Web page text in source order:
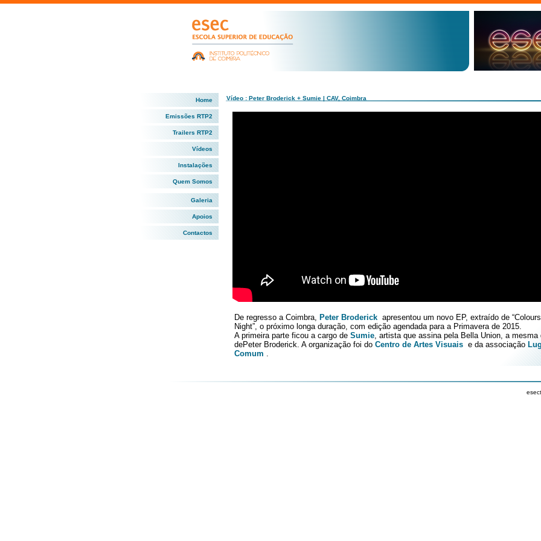
Home
Emissões RTP2
Trailers RTP2
Vídeos
Instalações
Quem Somos
Galeria
Apoios
Contactos
Vídeo : Peter Broderick + Sumie | CAV, Coimbra
De regresso a Coimbra, Peter Broderickapresentou um novo EP, extraído de
Night”, o próximo longa duração, com edição agendada para a Primavera de 2015.
A primeira parte ficou a cargo de Sumie, artista que assina pela Bella Union, a mesma
dePeter Broderick. A organização foi do Centro de Artes Visuaise da associação
Comum .